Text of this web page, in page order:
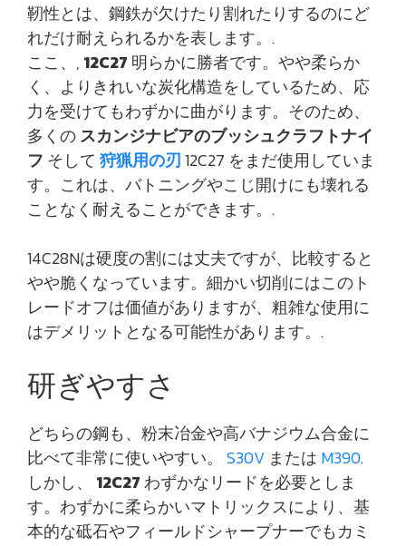
靭性とは、鋼鉄が欠けたり割れたりするのにど
れだけ耐えられるかを表します。.
ここ、, 12C27 明らかに勝者です。やや柔らか
く、よりきれいな炭化構造をしているため、応
力を受けてもわずかに曲がります。そのため、
多くのスカンジナビアのブッシュクラフトナイ
フ そして 狩猟用の刃12C27 をまだ使用していま
す。これは、バトニングやこじ開けにも壊れる
ことなく耐えることができます。.
14C28Nは硬度の割には丈夫ですが、比較すると
やや脆くなっています。細かい切削にはこのト
レードオフは価値がありますが、粗雑な使用に
はデメリットとなる可能性があります。.
研ぎやすさ
どちらの鋼も、粉末冶金や高バナジウム合金に
比べて非常に使いやすい。 S30V または M390.
しかし、 12C27わずかなリードを必要としま
す。わずかに柔らかいマトリックスにより、基
本的な砥石やフィールドシャープナーでもカミ